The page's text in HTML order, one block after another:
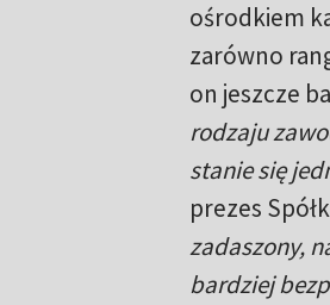
ośrodkiem
zarówno
on jeszcze
rodzaju
stanie się
prezes
zadaszony,
bardziej